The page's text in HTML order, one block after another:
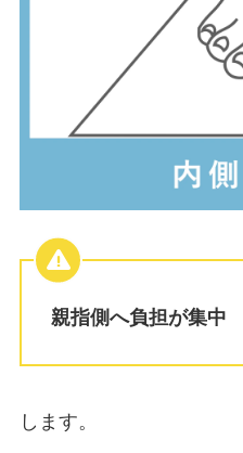
親指側へ負担が集中
します。